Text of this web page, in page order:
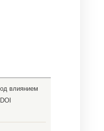
влиянием